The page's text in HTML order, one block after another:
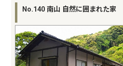
No.140 南山 自然に囲まれた家